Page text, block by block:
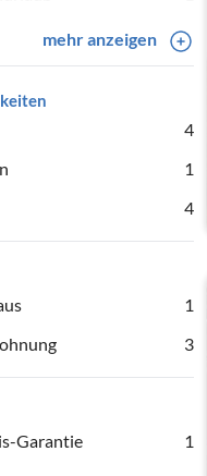
mehr anzeigen
4
1
4
1
3
Garantie 1